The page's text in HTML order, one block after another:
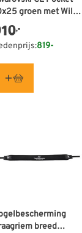
groen met Wild
accessoire
,-
819-
breed